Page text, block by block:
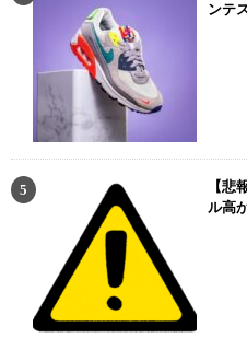
ンテ
【悲
ル高